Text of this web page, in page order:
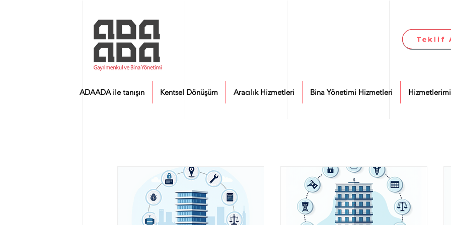
Teklif
Teklif
ADAADA ile tanışın Kentsel Dönüşüm Aracılık Hizmetleri Bina Yönetimi Hizmetleri